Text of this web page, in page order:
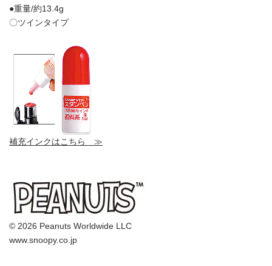
●重量/約13.4g
〇ツインタイプ
補充インクはこちら ≫
© 2026 Peanuts Worldwide LLC
www.snoopy.co.jp